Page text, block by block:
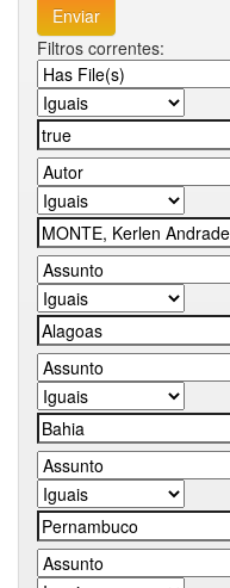
Filtros correntes: